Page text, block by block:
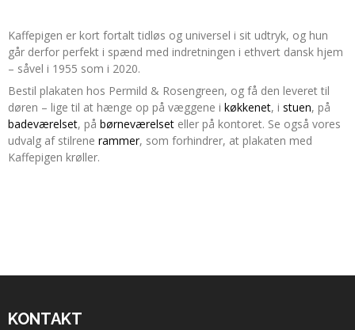
Kaffepigen er kort fortalt tidløs og universel i sit udtryk, og hun
går derfor perfekt i spænd med indretningen i ethvert dansk hjem
– såvel i 1955 som i 2020.
Bestil plakaten hos Permild & Rosengreen, og få den leveret til
døren – lige til at hænge op på væggene i køkkenet, i stuen, på
badeværelset, på børneværelset eller på kontoret. Se også vores
udvalg af stilrene rammer, som forhindrer, at plakaten med
Kaffepigen krøller.
KONTAKT